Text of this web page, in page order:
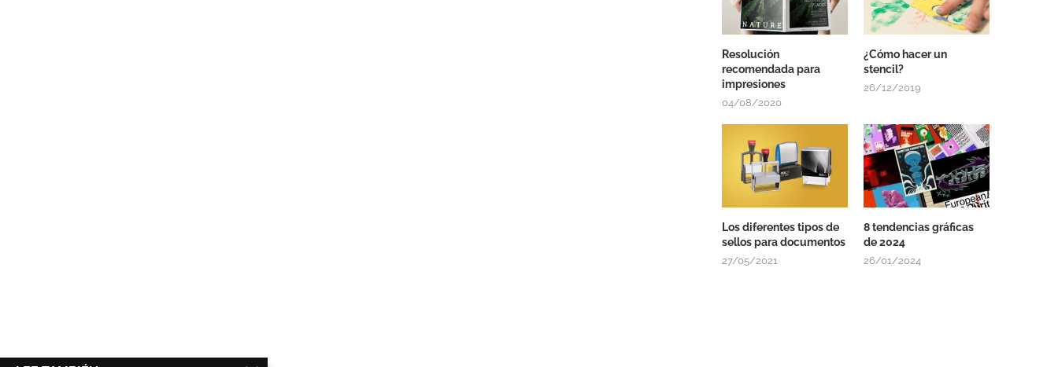
Resolución
recomendada para
impresiones
04/08/2020
¿Cómo hacer un
stencil?
26/12/2019
Los diferentes tipos de
sellos para documentos
27/05/2021
8 tendencias gráficas
de 2024
26/01/2024